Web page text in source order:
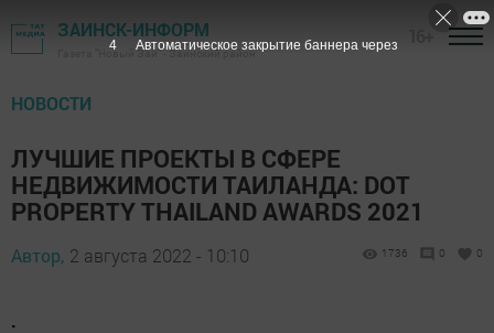
ЗАИНСК-ИНФОРМ
Газета "Новый Зай" - Заинский район
НОВОСТИ
ЛУЧШИЕ ПРОЕКТЫ В СФЕРЕ
НЕДВИЖИМОСТИ ТАИЛАНДА: DOT
PROPERTY THAILAND AWARDS 2021
Автор, 2 августа 2022 - 10:10 1736 0 0
.
3 Автоматическое закрытие баннера через